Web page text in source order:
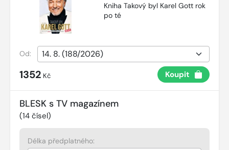
Kniha Takový byl Karel Gott rok
po té
Od:
1352 Kč Koupit
BLESK s TV magazínem
(14 čísel)
Délka předplatného: